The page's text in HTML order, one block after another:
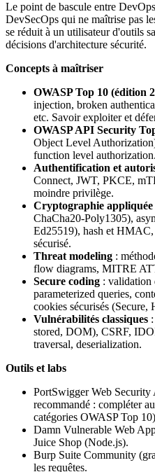
Le point de bascule entre
DevSecOps qui ne maîtrise pas
se réduit à un utilisateur d'outils
décisions d'architecture sécurité.
Concepts à maîtriser
OWASP Top 10 (édition
injection, broken
etc. Savoir exploiter et
OWASP API Security
Object Level
function level authorization.
Authentification et
Connect, JWT, PKCE,
moindre privilège.
Cryptographie appliquée
ChaCha20-Poly1305),
Ed25519), hash et
sécurisé.
Threat modeling :
flow diagrams, MITRE
Secure coding : validation
parameterized queries,
cookies sécurisés (Secure,
Vulnérabilités classiques
stored, DOM), CSRF,
traversal, deserialization.
Outils et labs
PortSwigger Web Security
recommandé : compléter
catégories OWASP Top
Damn Vulnerable Web
Juice Shop (Node.js).
Burp Suite Community
les requêtes.